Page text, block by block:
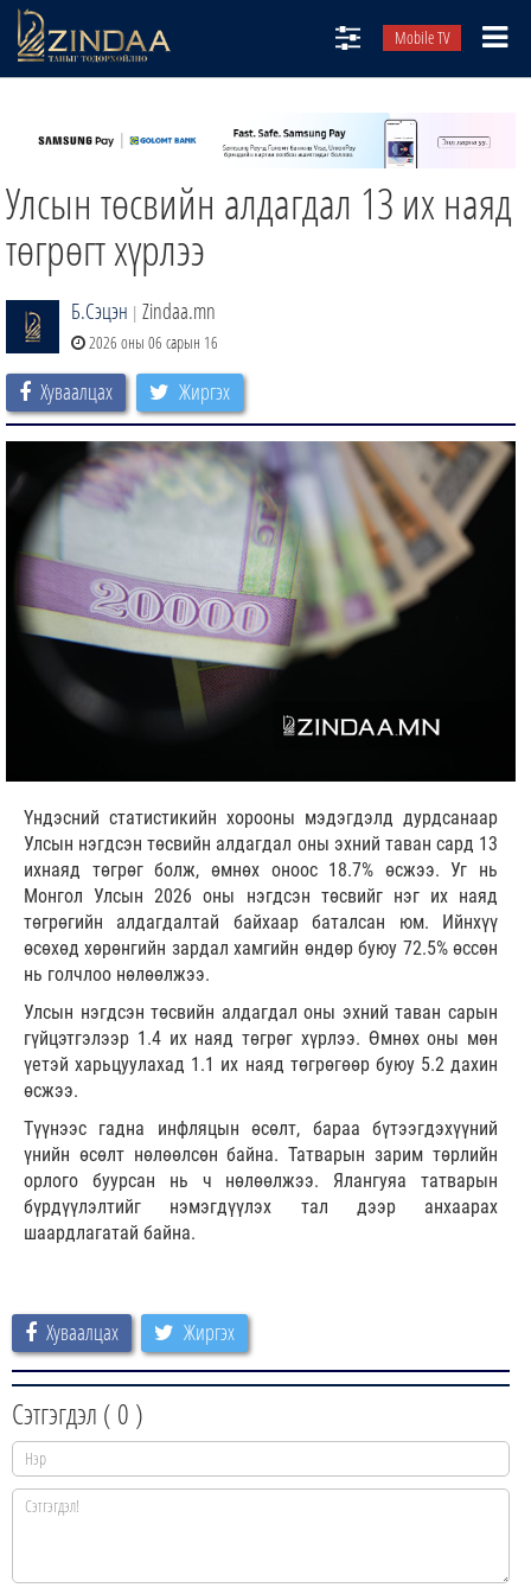
Mobile TV
ТВ8
ӨГЛӨӨНИЙ СОНИН
ЗИНДАА СЭТГҮҮЛ
Улсын төсвийн алдагдал 13 их наяд
төгрөгт хүрлээ
Б.Сэцэн | Zindaa.mn
2026 оны 06 сарын 16
Хуваалцах Жиргэх
Үндэсний статистикийн хорооны мэдэгдэлд дурдсанаар
Улсын нэгдсэн төсвийн алдагдал оны эхний таван сард 13
ихнаяд төгрөг болж, өмнөх оноос 18.7% өсжээ. Уг нь
Монгол Улсын 2026 оны нэгдсэн төсвийг нэг их наяд
төгрөгийн алдагдалтай байхаар баталсан юм. Ийнхүү
өсөхөд хөрөнгийн зардал хамгийн өндөр буюу 72.5% өссөн
нь голчлоо нөлөөлжээ.
Улсын нэгдсэн төсвийн алдагдал оны эхний таван сарын
гүйцэтгэлээр 1.4 их наяд төгрөг хүрлээ. Өмнөх оны мөн
үетэй харьцуулахад 1.1 их наяд төгрөгөөр буюу 5.2 дахин
өсжээ.
Түүнээс гадна инфляцын өсөлт, бараа бүтээгдэхүүний
үнийн өсөлт нөлөөлсөн байна. Татварын зарим төрлийн
орлого буурсан нь ч нөлөөлжээ. Ялангуяа татварын
бүрдүүлэлтийг нэмэгдүүлэх тал дээр анхаарах
шаардлагатай байна.
Хуваалцах Жиргэх
Сэтгэгдэл ( 0 )